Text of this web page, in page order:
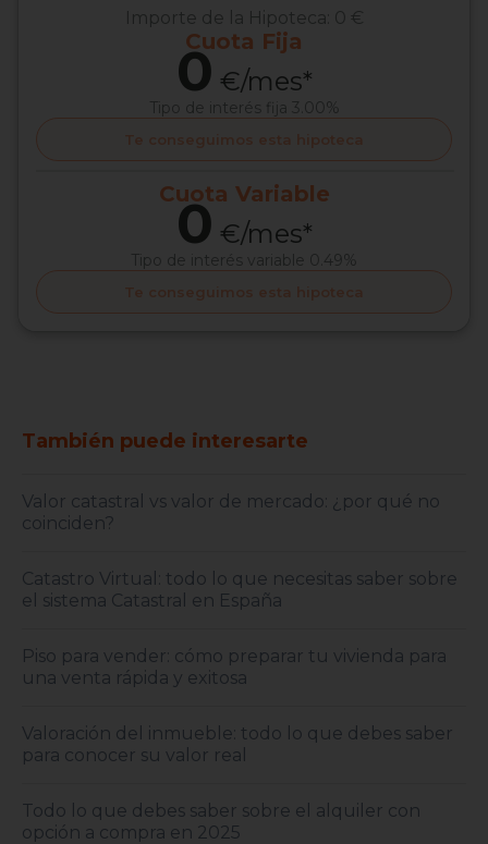
Importe de la Hipoteca: 0 €
Cuota Fija
0 €/mes*
Tipo de interés fija 3.00%
Te conseguimos esta hipoteca
Cuota Variable
0 €/mes*
Tipo de interés variable 0.49%
Te conseguimos esta hipoteca
También puede interesarte
Valor catastral vs valor de mercado: ¿por qué no
coinciden?
Catastro Virtual: todo lo que necesitas saber sobre
el sistema Catastral en España
Piso para vender: cómo preparar tu vivienda para
una venta rápida y exitosa
Valoración del inmueble: todo lo que debes saber
para conocer su valor real
Todo lo que debes saber sobre el alquiler con
opción a compra en 2025